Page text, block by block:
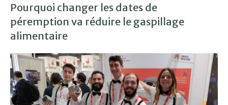
Pourquoi changer les dates de
péremption va réduire le gaspillage
alimentaire